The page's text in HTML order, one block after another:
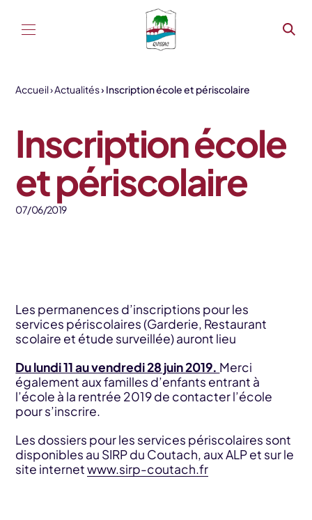
Accueil Actualités Inscription école et périscolaire
Inscription école
et périscolaire
07/06/2019
Les permanences d’inscriptions pour les
services périscolaires (Garderie, Restaurant
scolaire et étude surveillée) auront lieu
Du lundi 11 au vendredi 28 juin 2019. Merci
également aux familles d’enfants entrant à
l’école à la rentrée 2019 de contacter l’école
pour s’inscrire.
Les dossiers pour les services périscolaires sont
disponibles au SIRP du Coutach, aux ALP et sur le
site internetwww.sirp-coutach.fr